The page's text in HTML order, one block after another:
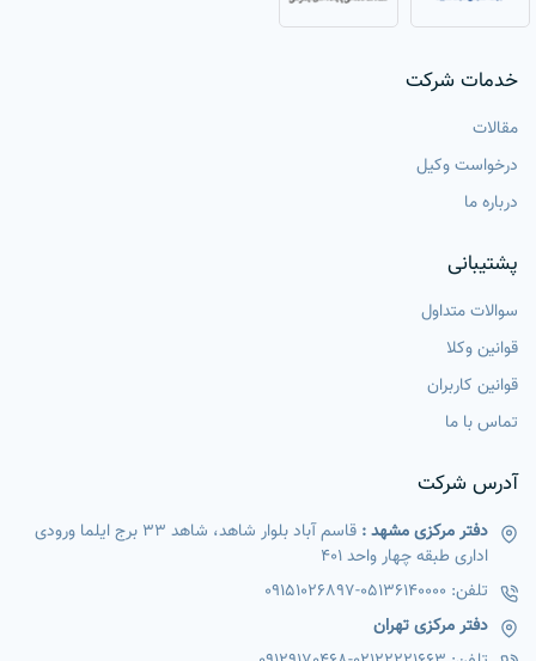
خدمات شرکت
مقالات
درخواست وکیل
درباره ما
پشتیبانی
سوالات متداول
قوانین وکلا
قوانین کاربران
تماس با ما
آدرس شرکت
دفتر مرکزی مشهد :
قاسم آباد بلوار شاهد، شاهد 33 برج ایلما ورودی
اداری طبقه چهار واحد 401
تلفن: 05136140000
-
09151026897
دفتر مرکزی تهران